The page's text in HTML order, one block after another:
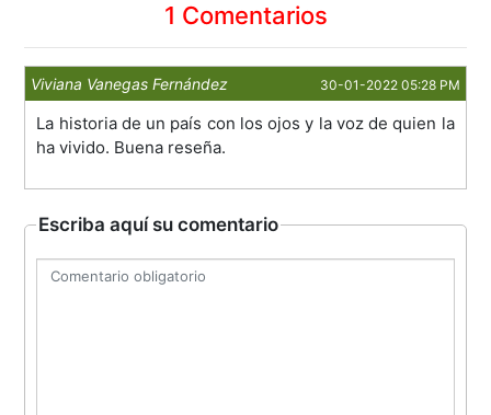
1 Comentarios
Viviana Vanegas Fernández 30-01-2022 05:28 PM
La historia de un país con los ojos y la voz de quien la
ha vivido. Buena reseña.
Escriba aquí su comentario